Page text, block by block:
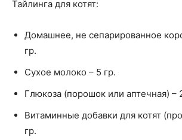
Тайлинга для котят:
Домашнее, не сепарированное
гр.
Сухое молоко – 5 гр.
Глюкоза (порошок или аптечная) –
Витаминные добавки для котят
гр.